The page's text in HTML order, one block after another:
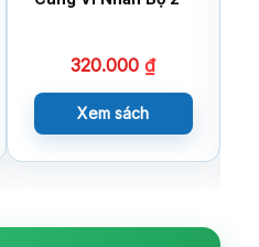
320.000₫
Xem sách